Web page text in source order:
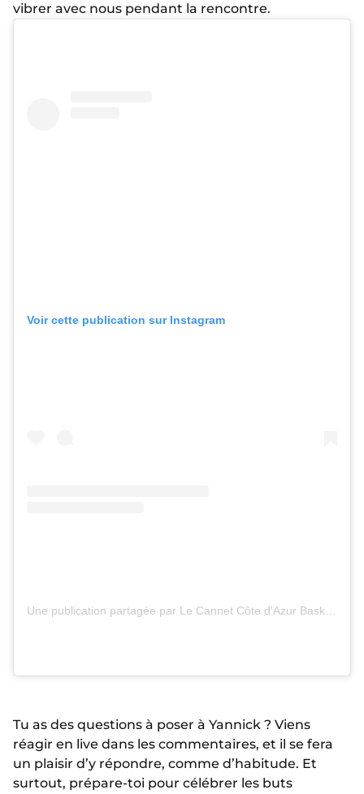
vibrer avec nous pendant la rencontre.
Voir cette publication sur Instagram
Tu as des questions à poser à Yannick ? Viens
réagir en live dans les commentaires, et il se fera
un plaisir d’y répondre, comme d’habitude. Et
surtout, prépare-toi pour célébrer les buts